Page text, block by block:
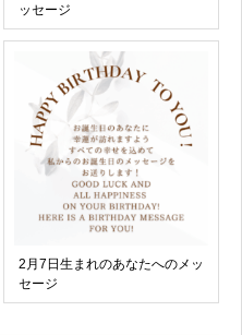
ッセージ
2月7日生まれのあなたへのメッ
セージ